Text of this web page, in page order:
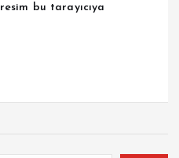
bu tarayıcıya